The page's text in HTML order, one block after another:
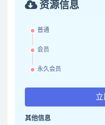
资源信息
普通
会员
永久会员
其他信息